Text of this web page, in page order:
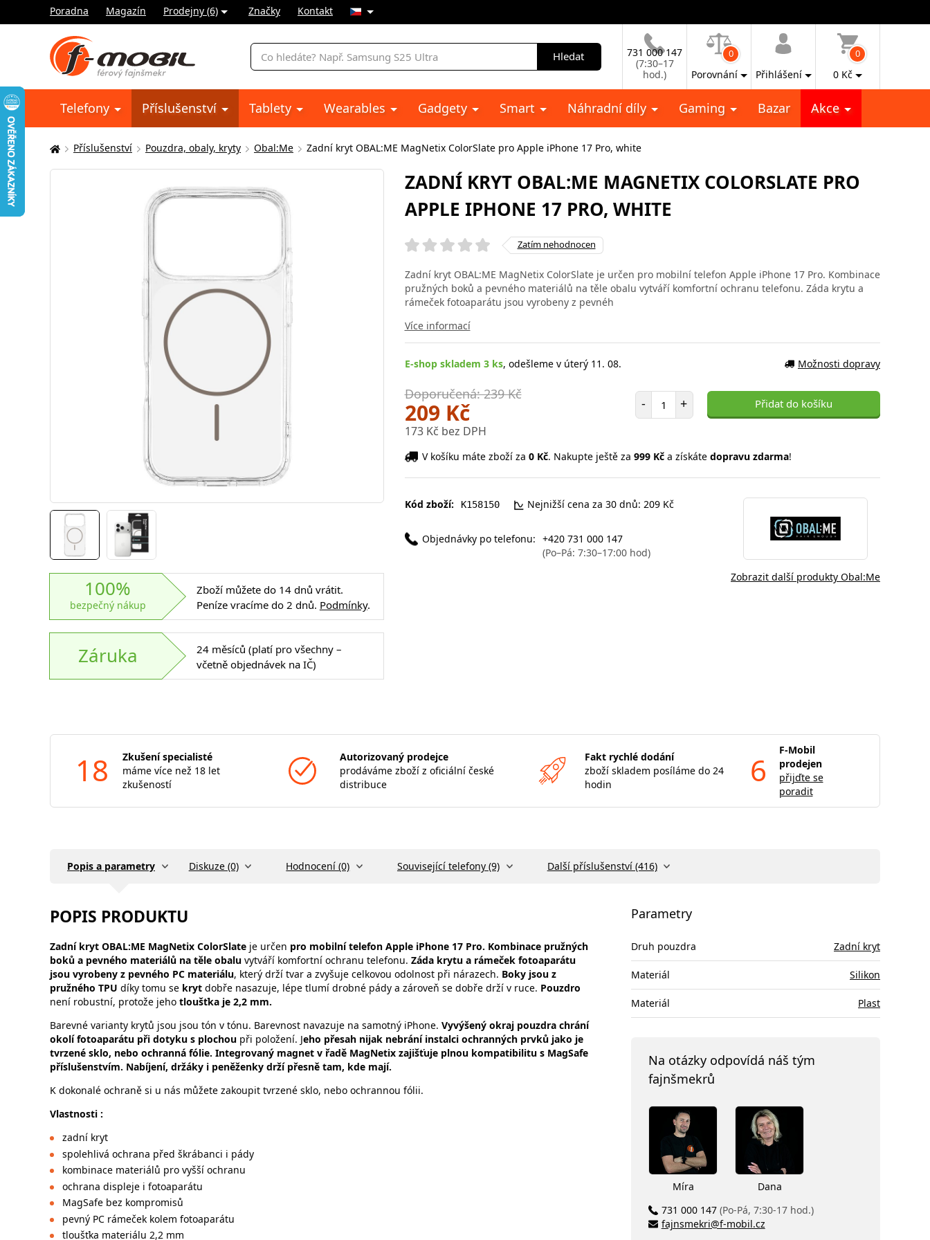
Poradna Magazín Prodejny (6) Značky Kontakt
Vyhledávání
Hledat
731 000 147
(7:30–17
hod.)
0
Porovnání Přihlášení
0
0 Kč
Telefony Příslušenství Tablety Wearables Gadgety Smart Náhradní díly Gaming Bazar Akce
Zde
se
Příslušenství Pouzdra, obaly, kryty Obal:Me Zadní kryt OBAL:ME MagNetix ColorSlate pro Apple iPhone 17 Pro, white
100%
bezpečný nákup
Zboží můžete do 14 dnů vrátit.
Peníze vracíme do 2 dnů. Podmínky.
Záruka
24 měsíců (platí pro všechny –
včetně objednávek na IČ)
ZADNÍ KRYT OBAL:ME MAGNETIX COLORSLATE PRO
APPLE IPHONE 17 PRO, WHITE
Zatím nehodnocen
Zadní kryt OBAL:ME MagNetix ColorSlate je určen pro mobilní telefon Apple iPhone 17 Pro. Kombinace
pružných boků a pevného materiálů na těle obalu vytváří komfortní ochranu telefonu. Záda krytu a
rámeček fotoaparátu jsou vyrobeny z pevnéh
Více informací
E-shop skladem 3 ks, odešleme v úterý 11. 08. Možnosti dopravy
Doporučená: 239 Kč
209 Kč
173 Kč bez DPH
- Počet položek
+ Přidat do košíku
V košíku máte zboží za 0 Kč. Nakupte ještě za 999 Kča získáte dopravu zdarma!
Kód zboží: K158150 Nejnižší cena za 30 dnů: 209 Kč
Objednávky po telefonu: +420 731 000 147
(Po–Pá: 7:30–17:00 hod)
Zobrazit další produkty Obal:Me
18
Zkušení specialisté
máme více než 18 let
zkušeností
Autorizovaný prodejce
prodáváme zboží z oficiální české
distribuce
Fakt rychlé dodání
zboží skladem posíláme do 24
hodin
6
F-Mobil
prodejen
přijďte se
poradit
Popis a parametry Diskuze (0) Hodnocení (0) Související telefony (9) Další příslušenství (416)
POPIS PRODUKTU
Zadní kryt OBAL:ME MagNetix ColorSlate je určen pro mobilní telefon Apple iPhone 17 Pro. Kombinace pružných
boků a pevného materiálů na těle obalu vytváří komfortní ochranu telefonu. Záda krytu a rámeček fotoaparátu
jsou vyrobeny z pevného PC materiálu, který drží tvar a zvyšuje celkovou odolnost při nárazech. Boky jsou z
pružného TPU díky tomu se kryt dobře nasazuje, lépe tlumí drobné pády a zároveň se dobře drží v ruce. Pouzdro
není robustní, protože jeho tloušťka je 2,2 mm.
Barevné varianty krytů jsou jsou tón v tónu. Barevnost navazuje na samotný iPhone. Vyvýšený okraj pouzdra chrání
okolí fotoaparátu při dotyku s plochou při položení. Jeho přesah nijak nebrání instalci ochranných prvků jako je
tvrzené sklo, nebo ochranná fólie. Integrovaný magnet v řadě MagNetix zajišťuje plnou kompatibilitu s MagSafe
příslušenstvím. Nabíjení, držáky i peněženky drží přesně tam, kde mají.
K dokonalé ochraně si u nás můžete zakoupit tvrzené sklo, nebo ochrannou fólii.
Vlastnosti :
zadní kryt
spolehlivá ochrana před škrábanci i pády
kombinace materiálů pro vyšší ochranu
ochrana displeje i fotoaparátu
MagSafe bez kompromisů
pevný PC rámeček kolem fotoaparátu
tloušťka materiálu 2,2 mm
Parametry
Druh pouzdra Zadní kryt
Materiál Silikon
Materiál Plast
Na otázky odpovídá náš tým
fajnšmekrů
Míra
Dana
731 000 147 (Po-Pá, 7:30-17 hod.)
fajnsmekri@f-mobil.cz